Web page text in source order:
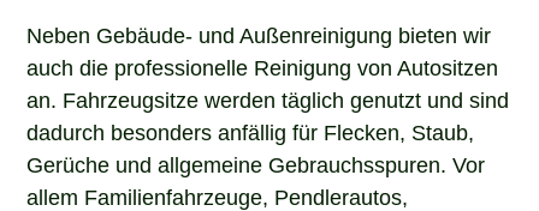
Neben Gebäude- und Außenreinigung bieten wir
auch die professionelle Reinigung von Autositzen
an. Fahrzeugsitze werden täglich genutzt und sind
dadurch besonders anfällig für Flecken, Staub,
Gerüche und allgemeine Gebrauchsspuren. Vor
allem Familienfahrzeuge, Pendlerautos,